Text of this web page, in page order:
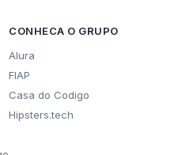
CONHECA O GRUPO
Alura
FIAP
Casa do Codigo
Hipsters.tech